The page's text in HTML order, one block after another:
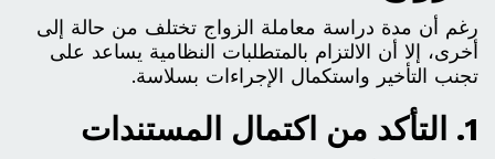
رغم أن مدة دراسة معاملة الزواج تختلف من حالة إلى
أخرى، إلا أن الالتزام بالمتطلبات النظامية يساعد على
تجنب التأخير واستكمال الإجراءات بسلاسة.
1. التأكد من اكتمال المستندات